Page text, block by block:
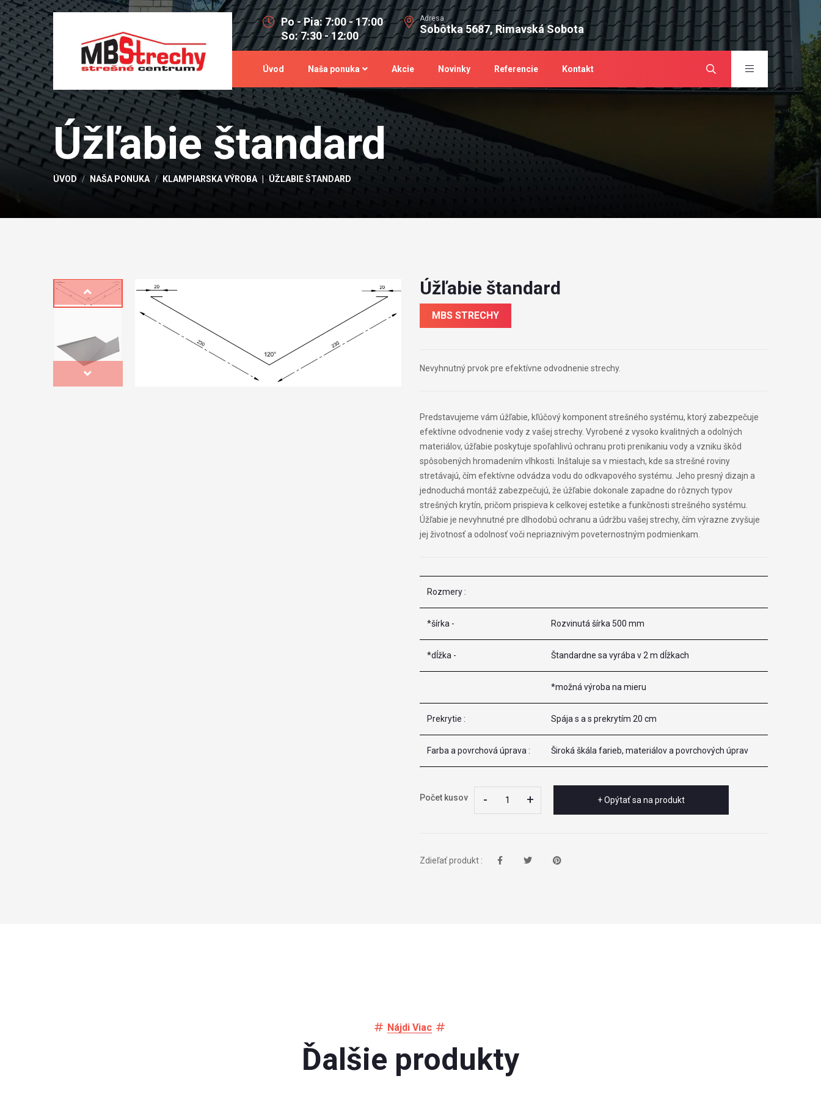
Po - Pia: 7:00 - 17:00
So: 7:30 - 12:00
Adresa
Sobôtka 5687, Rimavská Sobota
Úvod Naša ponuka Akcie Novinky Referencie Kontakt
Úžľabie štandard
ÚVOD NAŠA PONUKA KLAMPIARSKA VÝROBA ÚŽĽABIE ŠTANDARD
Úžľabie štandard
MBS STRECHY
Nevyhnutný prvok pre efektívne odvodnenie strechy.
Predstavujeme vám úžľabie, kľúčový komponent strešného systému, ktorý zabezpečuje
efektívne odvodnenie vody z vašej strechy. Vyrobené z vysoko kvalitných a odolných
materiálov, úžľabie poskytuje spoľahlivú ochranu proti prenikaniu vody a vzniku škôd
spôsobených hromadením vlhkosti. Inštaluje sa v miestach, kde sa strešné roviny
stretávajú, čím efektívne odvádza vodu do odkvapového systému. Jeho presný dizajn a
jednoduchá montáž zabezpečujú, že úžľabie dokonale zapadne do rôznych typov
strešných krytín, pričom prispieva k celkovej estetike a funkčnosti strešného systému.
Úžľabie je nevyhnutné pre dlhodobú ochranu a údržbu vašej strechy, čím výrazne zvyšuje
jej životnosť a odolnosť voči nepriaznivým poveternostným podmienkam.
Rozmery :
*šírka - Rozvinutá šírka 500 mm
*dĺžka - Štandardne sa vyrába v 2 m dĺžkach
*možná výroba na mieru
Prekrytie : Spája s a s prekrytím 20 cm
Farba a povrchová úprava : Široká škála farieb, materiálov a povrchových úprav
Počet kusov - +
- + + Opýtať sa na produkt
Zdieľať produkt :
Nájdi Viac
Ďalšie produkty